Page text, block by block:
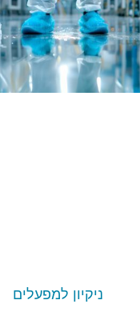
ניקיון למפעלים